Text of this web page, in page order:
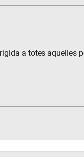
a totes aquelles